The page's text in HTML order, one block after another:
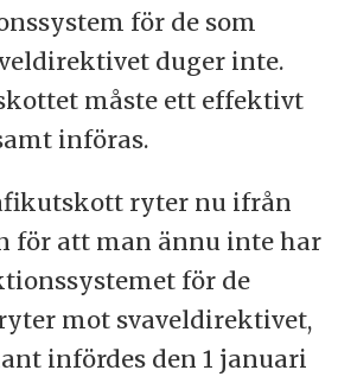
för de som
duger inte.
måste ett effektivt
införas.
ryter nu ifrån
för att man ännu inte har
för de
mot svaveldirektivet,
infördes den 1 januari